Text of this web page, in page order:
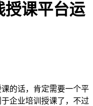
授课平台运
的话，肯定需要一个平
企业培训授课了，不过